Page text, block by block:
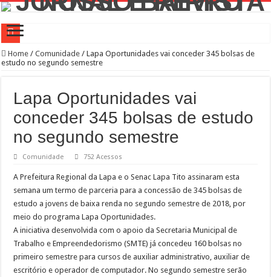
Campanha de Multivacinação começa nos 645 municípios de SP
Pedal de Ativação da Trilha Interparques abrem inscrições para maior trilha de
2º Festival Nordeste in Sampa no CTN durante o mês de agosto
2ª Reunião Ordinária do Comitê Diretivo da Distrital Oeste da ACSP
Jornada do Patrimônio 2026 abre inscrições para programação de cursos
12 plataformas de apoio à aprendizagem usadas por estudantes da rede estadual
9ª Semana Municipal da Primeira Infância
Representantes de bairros apresentam demandas de zeladoria na Casa Civil
Home / Comunidade / Lapa Oportunidades vai conceder 345 bolsas de
estudo no segundo semestre
Lapa Oportunidades vai
conceder 345 bolsas de estudo
no segundo semestre
Comunidade 752 Acessos
A Prefeitura Regional da Lapa e o Senac Lapa Tito assinaram esta
semana um termo de parceria para a concessão de 345 bolsas de
estudo a jovens de baixa renda no segundo semestre de 2018, por
meio do programa Lapa Oportunidades.
A iniciativa desenvolvida com o apoio da Secretaria Municipal de
Trabalho e Empreendedorismo (SMTE) já concedeu 160 bolsas no
primeiro semestre para cursos de auxiliar administrativo, auxiliar de
escritório e operador de computador. No segundo semestre serão